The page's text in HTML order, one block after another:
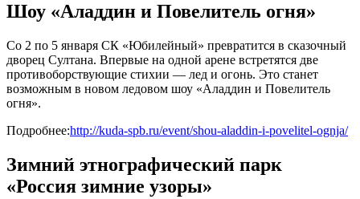
Шоу «Аладдин и Повелитель огня»
Со 2 по 5 января СК «Юбилейный» превратится в сказочный
дворец Султана. Впервые на одной арене встретятся две
противоборствующие стихии — лед и огонь. Это станет
возможным в новом ледовом шоу «Аладдин и Повелитель
огня».
Подробнее:http://kuda-spb.ru/event/shou-aladdin-i-povelitel-ognja/
Зимний этнографический парк
«Россия зимние узоры»